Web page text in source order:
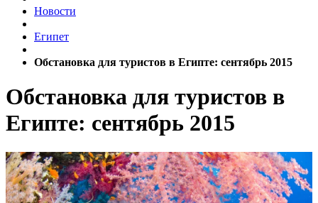
Новости
Египет
Обстановка для туристов в Египте: сентябрь 2015
Обстановка для туристов в
Египте: сентябрь 2015